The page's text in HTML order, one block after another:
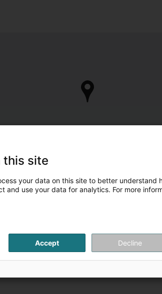
this site
your data on this site to better understand
and use your data for analytics. For more
Accept Decline